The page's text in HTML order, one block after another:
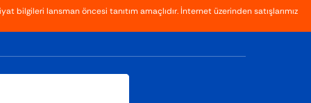
bilgileri lansman öncesi tanıtım amaçlıdır. İnternet üzerinden satışlarımız